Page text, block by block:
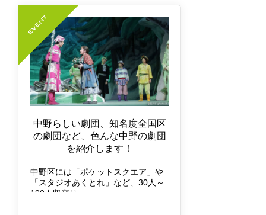
中野らしい劇団、知名度全国区
の劇団など、色んな中野の劇団
を紹介します！
中野区には「ポケットスクエア」や
「スタジオあくとれ」など、30人～
100人収容サ…